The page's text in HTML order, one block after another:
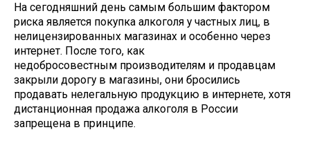
На сегодняшний день самым большим фактором
риска является покупка алкоголя у частных лиц, в
нелицензированных магазинах и особенно через
интернет. После того, как
недобросовестным производителям и продавцам
закрыли дорогу в магазины, они бросились
продавать нелегальную продукцию в интернете, хотя
дистанционная продажа алкоголя в России
запрещена в принципе.